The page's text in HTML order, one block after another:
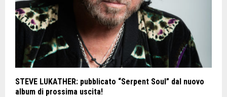
STEVE LUKATHER: pubblicato “Serpent Soul” dal nuovo
album di prossima uscita!